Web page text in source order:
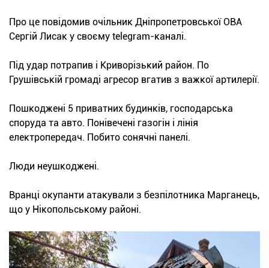
Про це повідомив очільник Дніпропетровської ОВА
Сергій Лисак у своєму telegram-каналі.
Під удар потрапив і Криворізький район. По
Грушівській громаді агресор вгатив з важкої артилерії.
Пошкоджені 5 приватних будинків, господарська
споруда та авто. Понівечені газогін і лінія
електропередач. Побито сонячні панелі.
Люди неушкоджені.
Вранці окупанти атакували з безпілотника Марганець,
що у Нікопольському районі.